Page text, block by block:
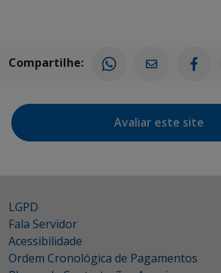
Compartilhe:
Avaliar este site
LGPD
Fala Servidor
Acessibilidade
Ordem Cronológica de Pagamentos